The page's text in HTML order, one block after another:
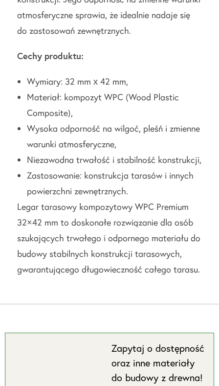
atmosferyczne sprawia, że idealnie nadaje się
do zastosowań zewnętrznych.
Cechy produktu:
Wymiary: 32 mm x 42 mm,
Materiał: kompozyt WPC (Wood Plastic
Composite),
Wysoka odporność na wilgoć, pleśń i zmienne
warunki atmosferyczne,
Niezawodna trwałość i stabilność konstrukcji,
Zastosowanie: konstrukcja tarasów i innych
powierzchni zewnętrznych.
Legar tarasowy kompozytowy WPC Premium
32×42 mm to doskonałe rozwiązanie dla osób
szukających trwałego i odpornego materiału do
budowy stabilnych konstrukcji tarasowych,
gwarantującego długowieczność całego tarasu.
Zapytaj o dostępność
oraz inne materiały
do budowy z drewna!